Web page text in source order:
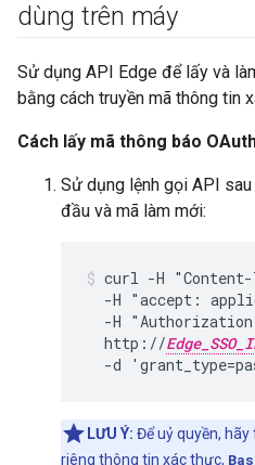
dùng trên máy
Sử dụng API Edge để lấy và
bằng cách truyền mã thông tin
Cách lấy mã thông báo
Sử dụng lệnh gọi API
đầu và mã làm mới:
curl -H "Content-
-H "accept:
-H
  http://
-d
LƯU Ý: Để uỷ quyền,
riêng thông tin xác thực,